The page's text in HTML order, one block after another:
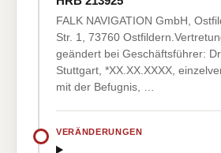
FALK NAVIGATION GmbH,
Str. 1, 73760
geändert bei Geschäftsführer:
Stuttgart, *XX.XX.XXXX,
mit der Befugnis, …
VERÄNDERUNGEN